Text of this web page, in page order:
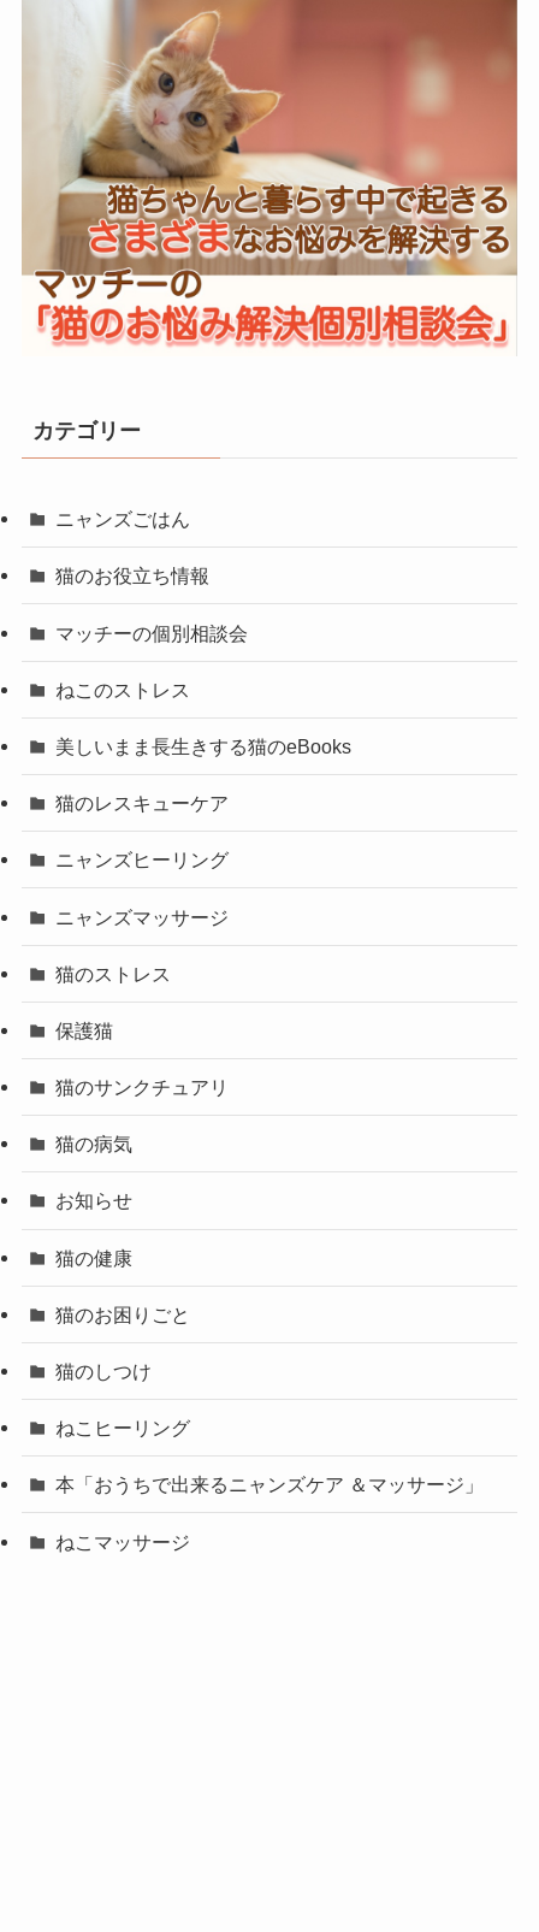
カテゴリー
ニャンズごはん
猫のお役立ち情報
マッチーの個別相談会
ねこのストレス
美しいまま長生きする猫のeBooks
猫のレスキューケア
ニャンズヒーリング
ニャンズマッサージ
猫のストレス
保護猫
猫のサンクチュアリ
猫の病気
お知らせ
猫の健康
猫のお困りごと
猫のしつけ
ねこヒーリング
本「おうちで出来るニャンズケア ＆マッサージ」
ねこマッサージ